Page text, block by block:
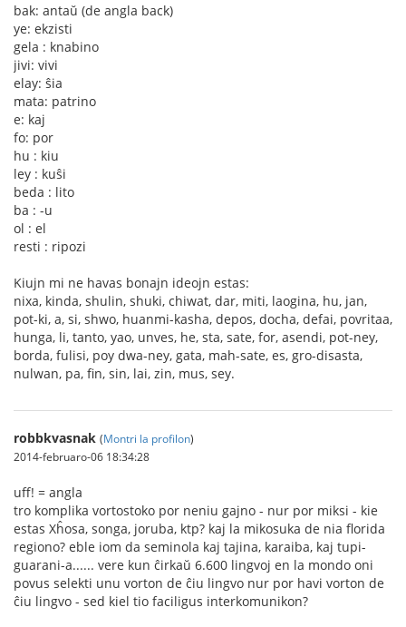
bak: antaŭ (de angla back)
ye: ekzisti
gela : knabino
jivi: vivi
elay: ŝia
mata: patrino
e: kaj
fo: por
hu : kiu
ley : kuŝi
beda : lito
ba : -u
ol : el
resti : ripozi
Kiujn mi ne havas bonajn ideojn estas:
nixa, kinda, shulin, shuki, chiwat, dar, miti, laogina, hu, jan,
pot-ki, a, si, shwo, huanmi-kasha, depos, docha, defai, povritaa,
hunga, li, tanto, yao, unves, he, sta, sate, for, asendi, pot-ney,
borda, fulisi, poy dwa-ney, gata, mah-sate, es, gro-disasta,
nulwan, pa, fin, sin, lai, zin, mus, sey.
robbkvasnak (Montri la profilon)
2014-februaro-06 18:34:28
uff! = angla
tro komplika vortostoko por neniu gajno - nur por miksi - kie
estas Xĥosa, songa, joruba, ktp? kaj la mikosuka de nia florida
regiono? eble iom da seminola kaj tajina, karaiba, kaj tupi-
guarani-a...... vere kun ĉirkaŭ 6.600 lingvoj en la mondo oni
povus selekti unu vorton de ĉiu lingvo nur por havi vorton de
ĉiu lingvo - sed kiel tio faciligus interkomunikon?